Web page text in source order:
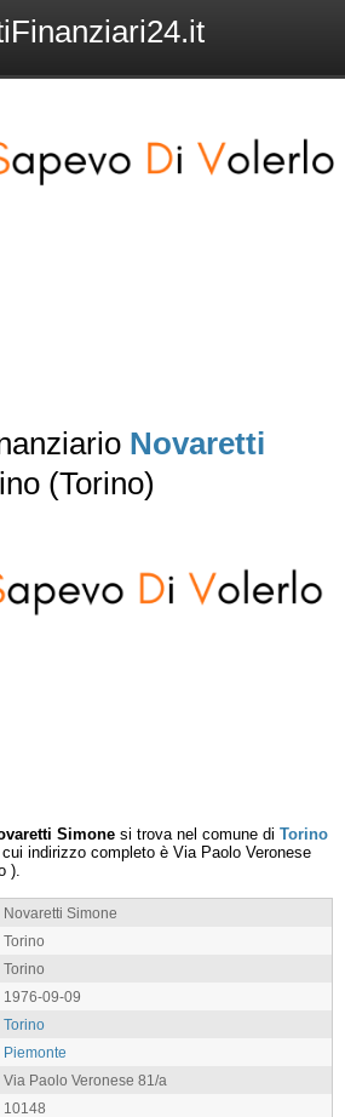
Novaretti
(Torino)
Simone si trova nel comune di Torino
indirizzo completo è Via Paolo Veronese
).
Novaretti Simone
Torino
Torino
1976-09-09
Torino
Piemonte
Via Paolo Veronese 81/a
10148